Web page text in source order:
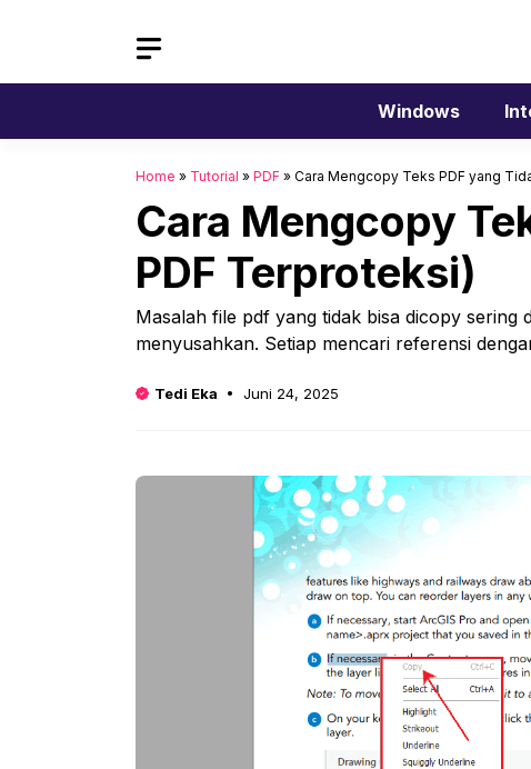
Windows
Home » Tutorial » PDF » Cara Mengcopy Teks PDF yang
Cara Mengcopy
PDF Terproteksi)
Masalah file pdf yang tidak bisa dicopy sering
menyusahkan. Setiap mencari referensi
Tedi Eka Juni 24, 2025